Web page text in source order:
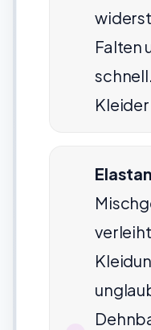
Falten